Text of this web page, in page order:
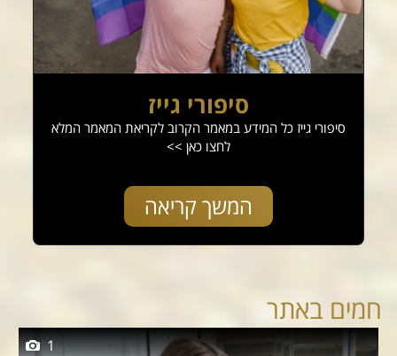
סיפורי גייז
סיפורי גייז כל המידע במאמר הקרוב לקריאת המאמר המלא
לחצו כאן >>
המשך קריאה
חמים באתר
1